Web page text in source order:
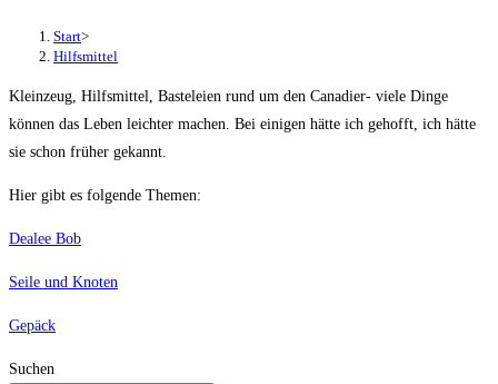
Start>
Hilfsmittel
Kleinzeug, Hilfsmittel, Basteleien rund um den Canadier- viele Dinge
können das Leben leichter machen. Bei einigen hätte ich gehofft, ich hätte
sie schon früher gekannt.
Hier gibt es folgende Themen:
Dealee Bob
Seile und Knoten
Gepäck
Suchen